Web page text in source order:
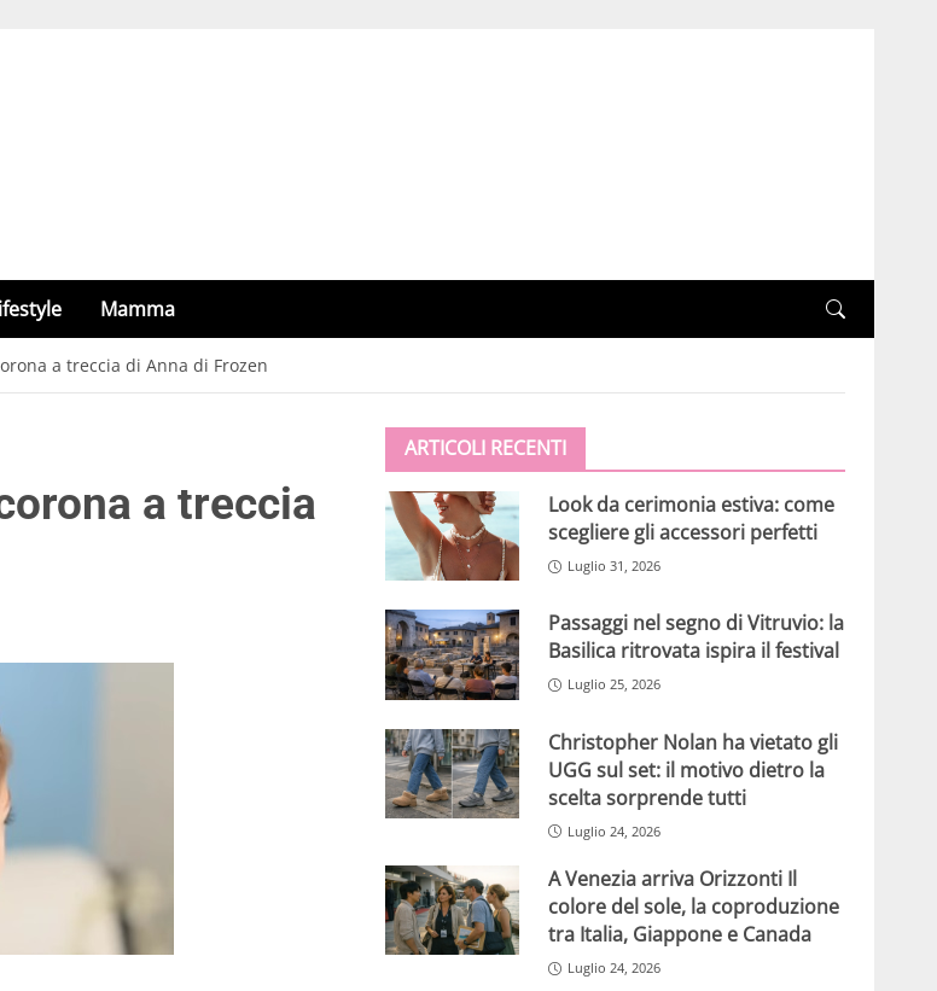
Mamma
a treccia di Anna di Frozen
a treccia
ARTICOLI RECENTI
Look da cerimonia estiva: come
scegliere gli accessori perfetti
Luglio 31, 2026
Passaggi nel segno di Vitruvio: la
Basilica ritrovata ispira il festival
Luglio 25, 2026
Christopher Nolan ha vietato gli
UGG sul set: il motivo dietro la
scelta sorprende tutti
Luglio 24, 2026
A Venezia arriva Orizzonti Il
colore del sole, la coproduzione
tra Italia, Giappone e Canada
Luglio 24, 2026